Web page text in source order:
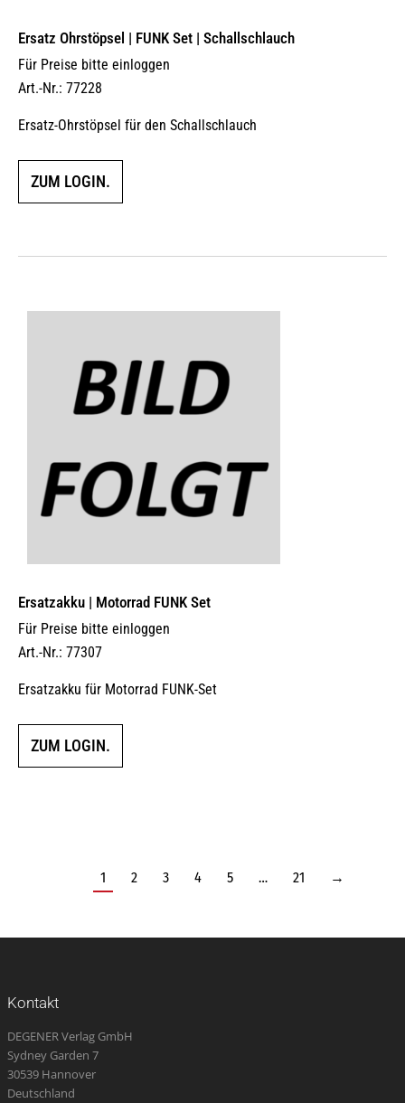
Ersatz Ohrstöpsel | FUNK Set | Schallschlauch
Für Preise bitte einloggen
Art.-Nr.: 77228
Ersatz-Ohrstöpsel für den Schallschlauch
ZUM LOGIN.
Ersatzakku | Motorrad FUNK Set
Für Preise bitte einloggen
Art.-Nr.: 77307
Ersatzakku für Motorrad FUNK-Set
ZUM LOGIN.
1 2 3 4 5 … 21 →
Kontakt
DEGENER Verlag GmbH
Sydney Garden 7
30539 Hannover
Deutschland